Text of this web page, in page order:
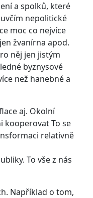
a spolků, které
nepolitické
moc co nejvíce
žvanírna apod.
něj jen jistým
byznysové
než hanebné a
aj. Okolní
kooperovat To se
relativně
To vše z nás
Například o tom,